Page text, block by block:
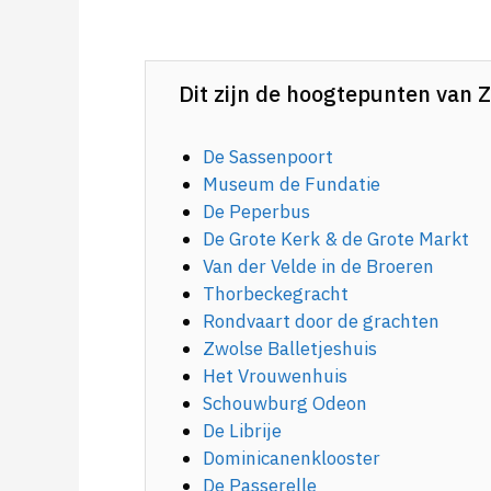
Dit zijn de hoogtepunten van
De Sassenpoort
Museum de Fundatie
De Peperbus
De Grote Kerk & de Grote Markt
Van der Velde in de Broeren
Thorbeckegracht
Rondvaart door de grachten
Zwolse Balletjeshuis
Het Vrouwenhuis
Schouwburg Odeon
De Librije
Dominicanenklooster
De Passerelle